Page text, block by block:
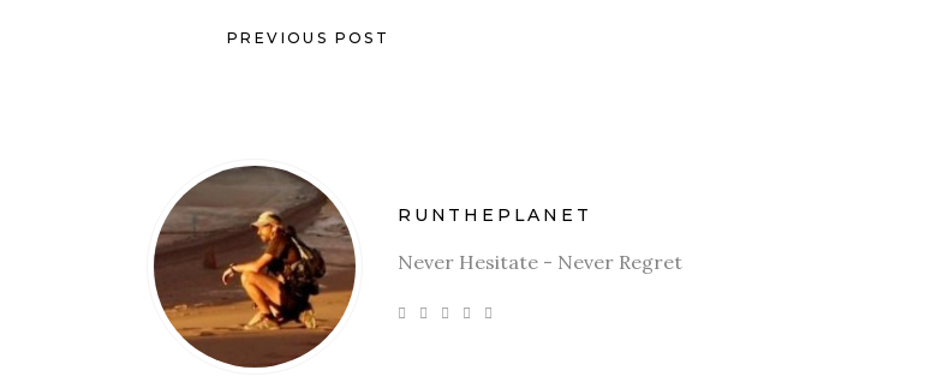
PREVIOUS POST
RUNTHEPLANET
Never Hesitate - Never Regret